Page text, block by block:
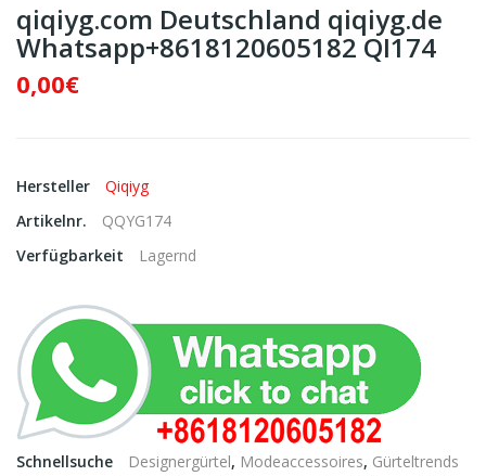
qiqiyg.com Deutschland qiqiyg.de
Whatsapp+8618120605182 QI174
0,00€
Hersteller
Qiqiyg
Artikelnr.
QQYG174
Verfügbarkeit
Lagernd
Schnellsuche Designergürtel, Modeaccessoires, Gürteltrends